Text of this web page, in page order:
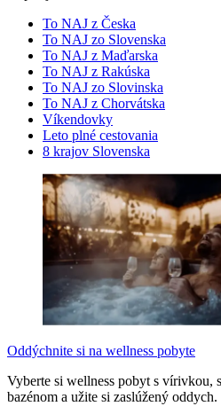
To NAJ z Česka
To NAJ zo Slovenska
To NAJ z Maďarska
To NAJ z Rakúska
To NAJ zo Slovinska
To NAJ z Chorvátska
Víkendovky
Leto plné cestovania
8 krajov Slovenska
Oddýchnite si na wellness pobyte
Vyberte si wellness pobyt s vírivkou,
bazénom a užite si zaslúžený oddych.